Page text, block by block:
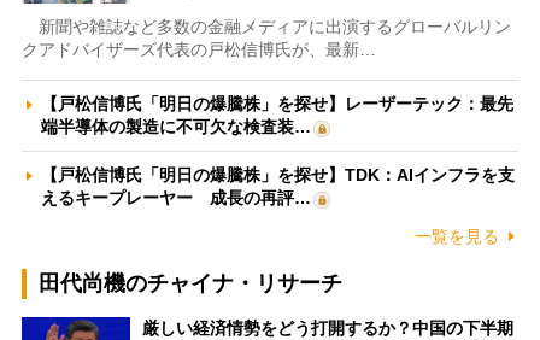
新聞や雑誌など多数の金融メディアに出演するグローバルリン
クアドバイザーズ代表の戸松信博氏が、最新…
【戸松信博氏「明日の爆騰株」を探せ】レーザーテック：最先
端半導体の製造に不可欠な検査装…
【戸松信博氏「明日の爆騰株」を探せ】TDK：AIインフラを支
えるキープレーヤー 成長の再評…
一覧を見る
田代尚機のチャイナ・リサーチ
厳しい経済情勢をどう打開するか？中国の下半期